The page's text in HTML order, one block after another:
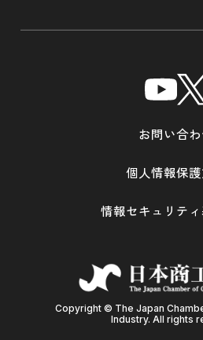
Copyright © The Japan
Industry. All rights
お問い合
個人情報保
情報セキュリテ